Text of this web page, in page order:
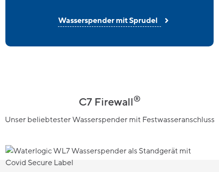
Wasserspender mit Sprudel
C7 Firewall®
Unser beliebtester Wasserspender mit Festwasseranschluss